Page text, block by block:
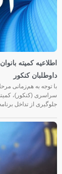
اطلاعیه کمیته
داوطلبان کنکور
با توجه به هم‌زمانی
سراسری (کنکور)،
جلوگیری از تداخل